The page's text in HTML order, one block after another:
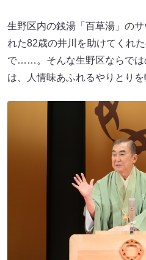
生野区内の銭湯「百草湯」の
れた82歳の井川を助けてくれ
で……。そんな生野区ならでは
は、人情味あふれるやりとりを